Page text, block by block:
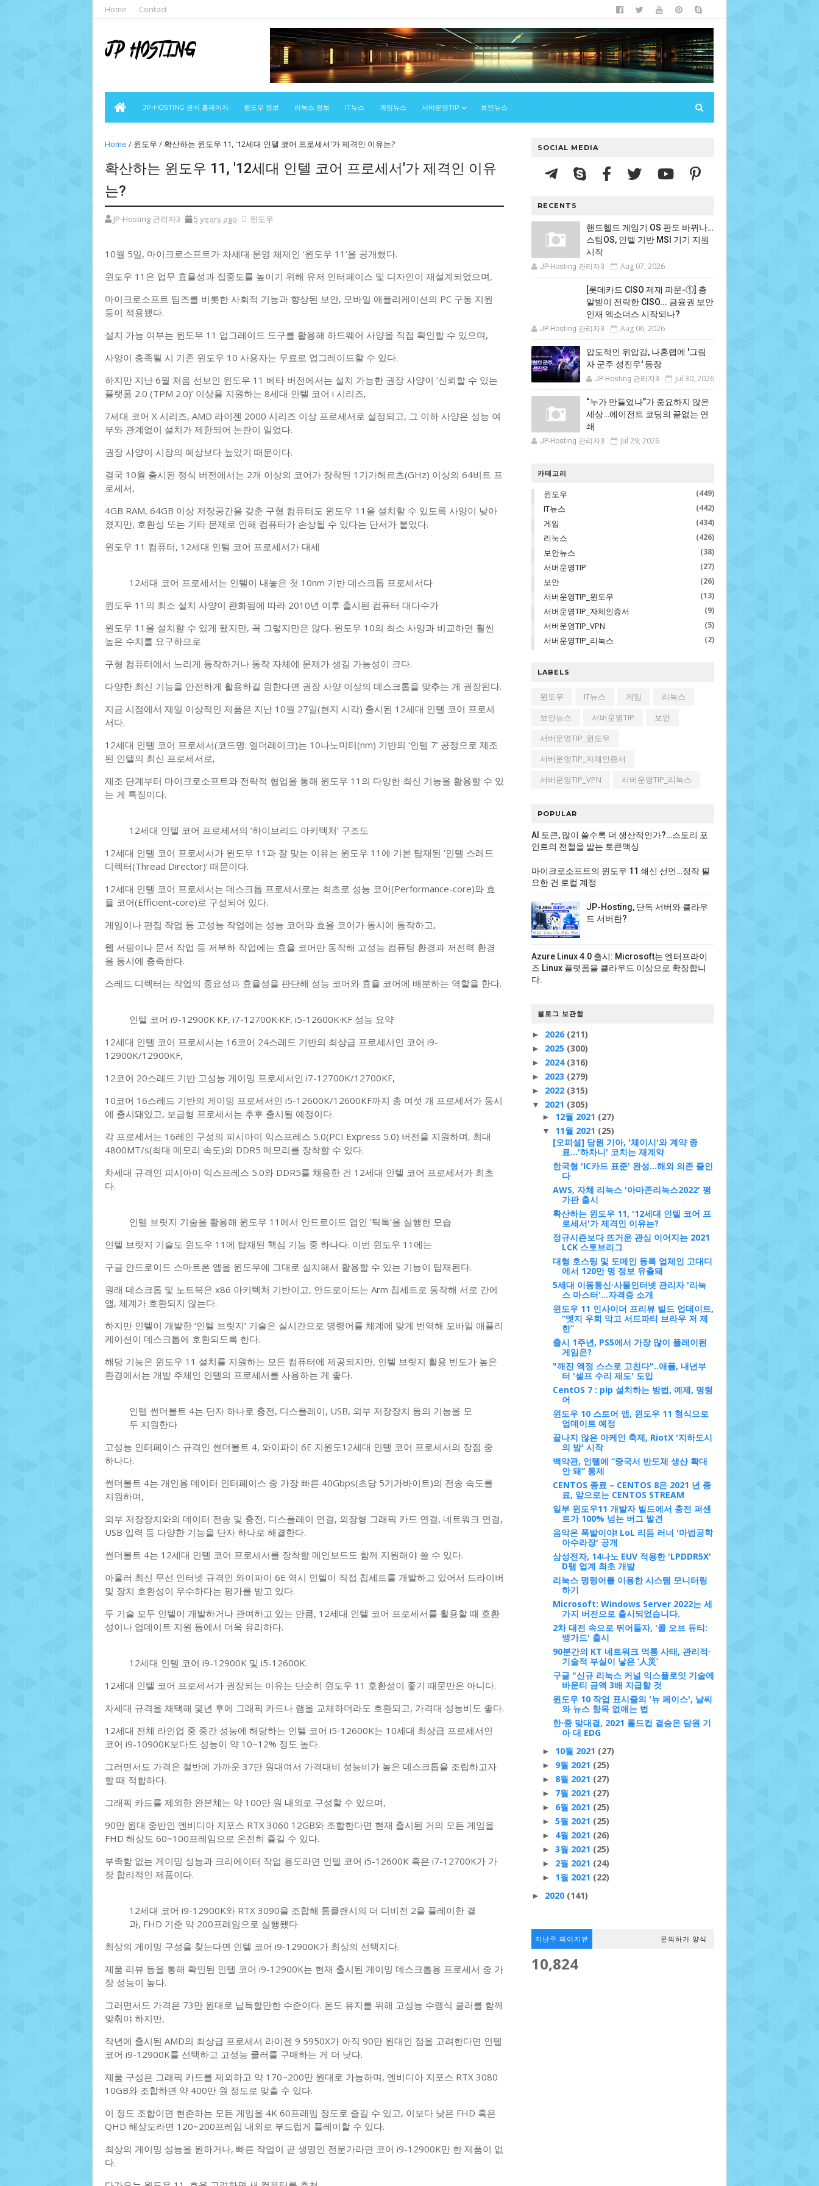
Home Contact
JP-HOSTING 공식 홈페이지 윈도우 정보 리눅스 정보 IT뉴스 게임뉴스 서버운영TIP 보안뉴스
Home / 윈도우 / 확산하는 윈도우 11, '12세대 인텔 코어 프로세서'가 제격인 이유는?
확산하는 윈도우 11, '12세대 인텔 코어 프로세서'가 제격인 이유
는?
JP-Hosting 관리자3 5 years ago 윈도우
10월 5일, 마이크로소프트가 차세대 운영 체제인 ‘윈도우 11’을 공개했다.
윈도우 11은 업무 효율성과 집중도를 높이기 위해 유저 인터페이스 및 디자인이 재설계되었으며,
마이크로소프트 팀즈를 비롯한 사회적 기능과 향상된 보안, 모바일 애플리케이션의 PC 구동 지원
등이 적용됐다.
설치 가능 여부는 윈도우 11 업그레이드 도구를 활용해 하드웨어 사양을 직접 확인할 수 있으며,
사양이 충족될 시 기존 윈도우 10 사용자는 무료로 업그레이드할 수 있다.
하지만 지난 6월 처음 선보인 윈도우 11 베타 버전에서는 설치 가능한 권장 사양이 ‘신뢰할 수 있는
플랫폼 2.0 (TPM 2.0)’ 이상을 지원하는 8세대 인텔 코어 i 시리즈,
7세대 코어 X 시리즈, AMD 라이젠 2000 시리즈 이상 프로세서로 설정되고, 그 이하 사양은 성능 여
부와 관계없이 설치가 제한되어 논란이 일었다.
권장 사양이 시장의 예상보다 높았기 때문이다.
결국 10월 출시된 정식 버전에서는 2개 이상의 코어가 장착된 1기가헤르츠(GHz) 이상의 64비트 프
로세서,
4GB RAM, 64GB 이상 저장공간을 갖춘 구형 컴퓨터도 윈도우 11을 설치할 수 있도록 사양이 낮아
졌지만, 호환성 또는 기타 문제로 인해 컴퓨터가 손상될 수 있다는 단서가 붙었다.
윈도우 11 컴퓨터, 12세대 인텔 코어 프로세서가 대세
12세대 코어 프로세서는 인텔이 내놓은 첫 10nm 기반 데스크톱 프로세서다
윈도우 11의 최소 설치 사양이 완화됨에 따라 2010년 이후 출시된 컴퓨터 대다수가
윈도우 11을 설치할 수 있게 됐지만, 꼭 그렇지만은 않다. 윈도우 10의 최소 사양과 비교하면 훨씬
높은 수치를 요구하므로
구형 컴퓨터에서 느리게 동작하거나 동작 자체에 문제가 생길 가능성이 크다.
다양한 최신 기능을 안전하게 활용하길 원한다면 권장 사양 이상의 데스크톱을 맞추는 게 권장된다.
지금 시점에서 제일 이상적인 제품은 지난 10월 27일(현지 시각) 출시된 12세대 인텔 코어 프로세
서다.
12세대 인텔 코어 프로세서(코드명: 엘더레이크)는 10나노미터(nm) 기반의 ‘인텔 7’ 공정으로 제조
된 인텔의 최신 프로세서로,
제조 단계부터 마이크로소프트와 전략적 협업을 통해 윈도우 11의 다양한 최신 기능을 활용할 수 있
는 게 특징이다.
12세대 인텔 코어 프로세서의 ‘하이브리드 아키텍처’ 구조도
12세대 인텔 코어 프로세서가 윈도우 11과 잘 맞는 이유는 윈도우 11에 기본 탑재된 ‘인텔 스레드
디렉터(Thread Director)’ 때문이다.
12세대 인텔 코어 프로세서는 데스크톱 프로세서로는 최초로 성능 코어(Performance-core)와 효
율 코어(Efficient-core)로 구성되어 있다.
게임이나 편집 작업 등 고성능 작업에는 성능 코어와 효율 코어가 동시에 동작하고,
웹 서핑이나 문서 작업 등 저부하 작업에는 효율 코어만 동작해 고성능 컴퓨팅 환경과 저전력 환경
을 동시에 충족한다.
스레드 디렉터는 작업의 중요성과 효율성을 판단해 성능 코어와 효율 코어에 배분하는 역할을 한다.
인텔 코어 i9-12900K·KF, i7-12700K·KF, i5-12600K·KF 성능 요약
12세대 인텔 코어 프로세서는 16코어 24스레드 기반의 최상급 프로세서인 코어 i9-
12900K/12900KF,
12코어 20스레드 기반 고성능 게이밍 프로세서인 i7-12700K/12700KF,
10코어 16스레드 기반의 게이밍 프로세서인 i5-12600K/12600KF까지 총 여섯 개 프로세서가 동시
에 출시돼있고, 보급형 프로세서는 추후 출시될 예정이다.
각 프로세서는 16레인 구성의 피시아이 익스프레스 5.0(PCI Express 5.0) 버전을 지원하며, 최대
4800MT/s(최대 메모리 속도)의 DDR5 메모리를 장착할 수 있다.
차세대 규격인 피시아이 익스프레스 5.0와 DDR5를 채용한 건 12세대 인텔 코어 프로세서가 최초
다.
인텔 브릿지 기술을 활용해 윈도우 11에서 안드로이드 앱인 ‘틱톡’을 실행한 모습
인텔 브릿지 기술도 윈도우 11에 탑재된 핵심 기능 중 하나다. 이번 윈도우 11에는
구글 안드로이드 스마트폰 앱을 윈도우에 그대로 설치해서 활용할 수 있는 기능이 탑재된다.
원래 데스크톱 및 노트북은 x86 아키텍처 기반이고, 안드로이드는 Arm 칩세트로 동작해 서로 간에
앱, 체계가 호환되지 않는다.
하지만 인텔이 개발한 ‘인텔 브릿지’ 기술은 실시간으로 명령어를 체계에 맞게 번역해 모바일 애플리
케이션이 데스크톱에 호환되도록 한다.
해당 기능은 윈도우 11 설치를 지원하는 모든 컴퓨터에 제공되지만, 인텔 브릿지 활용 빈도가 높은
환경에서는 개발 주체인 인텔의 프로세서를 사용하는 게 좋다.
인텔 썬더볼트 4는 단자 하나로 충전, 디스플레이, USB, 외부 저장장치 등의 기능을 모
두 지원한다
고성능 인터페이스 규격인 썬더볼트 4, 와이파이 6E 지원도12세대 인텔 코어 프로세서의 장점 중
하나다.
썬더볼트 4는 개인용 데이터 인터페이스 중 가장 빠른 40Gbps(초당 5기가바이트)의 전송 속도를
지원하며,
외부 저장장치와의 데이터 전송 및 충전, 디스플레이 연결, 외장형 그래픽 카드 연결, 네트워크 연결,
USB 입력 등 다양한 기능을 단자 하나로 해결한다.
썬더볼트 4는 12세대 인텔 코어 프로세서를 장착할 메인보드도 함께 지원해야 쓸 수 있다.
아울러 최신 무선 인터넷 규격인 와이파이 6E 역시 인텔이 직접 칩세트를 개발하고 있어서 드라이버
및 장치 호환성이 우수하다는 평가를 받고 있다.
두 기술 모두 인텔이 개발하거나 관여하고 있는 만큼, 12세대 인텔 코어 프로세서를 활용할 때 호환
성이나 업데이트 지원 등에서 더욱 유리하다.
12세대 인텔 코어 i9-12900K 및 i5-12600K.
12세대 인텔 코어 프로세서가 권장되는 이유는 단순히 윈도우 11 호환성이 좋기 때문만은 아니다.
차세대 규격을 채택해 몇년 후에 그래픽 카드나 램을 교체하더라도 호환되고, 가격대 성능비도 좋다.
12세대 전체 라인업 중 중간 성능에 해당하는 인텔 코어 i5-12600K는 10세대 최상급 프로세서인
코어 i9-10900K보다도 성능이 약 10~12% 정도 높다.
그러면서도 가격은 절반에 가까운 37만 원대여서 가격대비 성능비가 높은 데스크톱을 조립하고자
할 때 적합하다.
그래픽 카드를 제외한 완본체는 약 100만 원 내외로 구성할 수 있으며,
90만 원대 중반인 엔비디아 지포스 RTX 3060 12GB와 조합한다면 현재 출시된 거의 모든 게임을
FHD 해상도 60~100프레임으로 온전히 즐길 수 있다.
부족함 없는 게이밍 성능과 크리에이터 작업 용도라면 인텔 코어 i5-12600K 혹은 i7-12700K가 가
장 합리적인 제품이다.
12세대 코어 i9-12900K와 RTX 3090을 조합해 톰클랜시의 더 디비전 2을 플레이한 결
과, FHD 기준 약 200프레임으로 실행됐다
최상의 게이밍 구성을 찾는다면 인텔 코어 i9-12900K가 최상의 선택지다.
제품 리뷰 등을 통해 확인된 인텔 코어 i9-12900K는 현재 출시된 게이밍 데스크톱용 프로세서 중 가
장 성능이 높다.
그러면서도 가격은 73만 원대로 납득할만한 수준이다. 온도 유지를 위해 고성능 수랭식 쿨러를 함께
맞춰야 하지만,
작년에 출시된 AMD의 최상급 프로세서 라이젠 9 5950X가 아직 90만 원대인 점을 고려한다면 인텔
코어 i9-12900K를 선택하고 고성능 쿨러를 구매하는 게 더 낫다.
제품 구성은 그래픽 카드를 제외하고 약 170~200만 원대로 가능하며, 엔비디아 지포스 RTX 3080
10GB와 조합하면 약 400만 원 정도로 맞출 수 있다.
이 정도 조합이면 현존하는 모든 게임을 4K 60프레임 정도로 즐길 수 있고, 이보다 낮은 FHD 혹은
QHD 해상도라면 120~200프레임 내외로 부드럽게 플레이할 수 있다.
최상의 게이밍 성능을 원하거나, 빠른 작업이 곧 생명인 전문가라면 코어 i9-12900K만 한 제품이 없
다.
SOCIAL MEDIA
RECENTS
핸드헬드 게임기 OS 판도 바뀌나…
스팀OS, 인텔 기반 MSI 기기 지원
시작
JP-Hosting 관리자3 Aug 07, 2026
[롯데카드 CISO 제재 파문-①] 총
알받이 전락한 CISO... 금융권 보안
인재 엑소더스 시작되나?
JP-Hosting 관리자3 Aug 06, 2026
압도적인 위압감, 나혼렙에 '그림
자 군주 성진우' 등장
JP-Hosting 관리자3 Jul 30, 2026
“누가 만들었나”가 중요하지 않은
세상…에이전트 코딩의 끝없는 연
쇄
JP-Hosting 관리자3 Jul 29, 2026
카테고리
윈도우 (449)
IT뉴스 (442)
게임 (434)
리눅스 (426)
보안뉴스 (38)
서버운영TIP (27)
보안 (26)
서버운영TIP_윈도우 (13)
서버운영TIP_자체인증서 (9)
서버운영TIP_VPN (5)
서버운영TIP_리눅스 (2)
LABELS
윈도우 IT뉴스 게임
리눅스
보안뉴스
서버운영TIP
보안
서버운영TIP_윈도우
서버운영TIP_자체인증서
서버운영TIP_VPN
서버운영TIP_리눅스
POPULAR
AI 토큰, 많이 쓸수록 더 생산적인가?…스토리 포
인트의 전철을 밟는 토큰맥싱
마이크로소프트의 윈도우 11 쇄신 선언…정작 필
요한 건 로컬 계정
JP-Hosting, 단독 서버와 클라우
드 서버란?
Azure Linux 4.0 출시: Microsoft는 엔터프라이
즈 Linux 플랫폼을 클라우드 이상으로 확장합니
다.
블로그 보관함
► 2026 (211)
► 2025 (300)
► 2024 (316)
► 2023 (279)
► 2022 (315)
▼ 2021 (305)
► 12월 2021 (27)
▼ 11월 2021 (25)
[오피셜] 담원 기아, '체이시'와 계약 종
료…'하차니' 코치는 재계약
한국형 'IC카드 표준' 완성…해외 의존 줄인
다
AWS, 자체 리눅스 '아마존리눅스2022' 평
가판 출시
확산하는 윈도우 11, '12세대 인텔 코어 프
로세서'가 제격인 이유는?
정규시즌보다 뜨거운 관심 이어지는 2021
LCK 스토브리그
대형 호스팅 및 도메인 등록 업체인 고대디
에서 120만 명 정보 유출돼
5세대 이동통신·사물인터넷 관리자 '리눅
스 마스터'...자격증 소개
윈도우 11 인사이더 프리뷰 빌드 업데이트,
“엣지 우회 막고 서드파티 브라우 저 제
한”
출시 1주년, PS5에서 가장 많이 플레이된
게임은?
"깨진 액정 스스로 고친다"..애플, 내년부
터 '셀프 수리 제도' 도입
CentOS 7 : pip 설치하는 방법, 예제, 명령
어
윈도우 10 스토어 앱, 윈도우 11 형식으로
업데이트 예정
끝나지 않은 아케인 축제, RiotX '지하도시
의 밤' 시작
백악관, 인텔에 “중국서 반도체 생산 확대
안 돼” 통제
CENTOS 종료 – CENTOS 8은 2021 년 종
료, 앞으로는 CENTOS STREAM
일부 윈도우11 개발자 빌드에서 충전 퍼센
트가 100% 넘는 버그 발견
음악은 폭발이야! LoL 리듬 러너 '마법공학
아수라장' 공개
삼성전자, 14나노 EUV 적용한 'LPDDR5X'
D램 업계 최초 개발
리눅스 명령어를 이용한 시스템 모니터링
하기
Microsoft: Windows Server 2022는 세
가지 버전으로 출시되었습니다.
2차 대전 속으로 뛰어들자, '콜 오브 듀티:
뱅가드' 출시
90분간의 KT 네트워크 먹통 사태, 관리적·
기술적 부실이 낳은 ‘人災’
구글 "신규 리눅스 커널 익스플로잇 기술에
바운티 금액 3배 지급할 것
윈도우 10 작업 표시줄의 '뉴 페이스', 날씨
와 뉴스 항목 없애는 법
한·중 맞대결, 2021 롤드컵 결승은 담원 기
아 대 EDG
► 10월 2021 (27)
► 9월 2021 (25)
► 8월 2021 (27)
► 7월 2021 (27)
► 6월 2021 (25)
► 5월 2021 (25)
► 4월 2021 (26)
► 3월 2021 (25)
► 2월 2021 (24)
► 1월 2021 (22)
► 2020 (141)
지난주 페이지뷰 문의하기 양식
10,824